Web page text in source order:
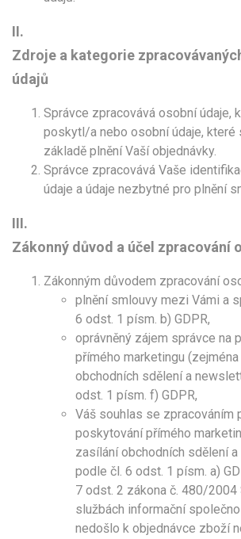
II.
Zdroje a kategorie
údajů
Správce zpracovává osobní údaje,
poskytl/a nebo osobní údaje, které
základě plnění Vaší objednávky.
Správce zpracovává Vaše
údaje a údaje nezbytné pro plnění
III.
Zákonný důvod a účel zpracování
Zákonným důvodem zpracování
plnění smlouvy mezi Vámi a
6 odst. 1 písm. b) GDPR,
oprávněný zájem správce na
přímého marketingu
obchodních sdělení a
odst. 1 písm. f) GDPR,
Váš souhlas se zpracováním
poskytování přímého
zasílání obchodních sdělení
podle čl. 6 odst. 1 písm. a)
7 odst. 2 zákona č. 480/2004
službách informační
nedošlo k objednávce zboží